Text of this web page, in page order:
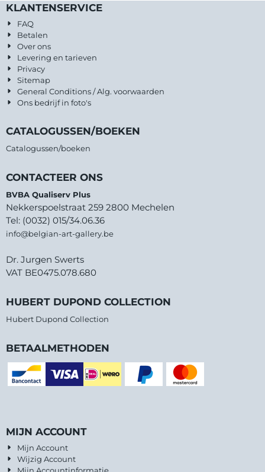
KLANTENSERVICE
FAQ
Betalen
Over ons
Levering en tarieven
Privacy
Sitemap
General Conditions / Alg. voorwaarden
Ons bedrijf in foto's
CATALOGUSSEN/BOEKEN
Catalogussen/boeken
CONTACTEER ONS
BVBA Qualiserv Plus
Nekkerspoelstraat 259 2800 Mechelen
Tel: (0032) 015/34.06.36
info@belgian-art-gallery.be
Dr. Jurgen Swerts
VAT BE0475.078.680
HUBERT DUPOND COLLECTION
Hubert Dupond Collection
BETAALMETHODEN
MIJN ACCOUNT
Mijn Account
Wijzig Account